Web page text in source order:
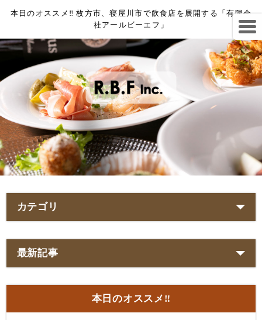
本日のオススメ‼︎ 枚方市、寝屋川市で飲食店を展開する「有限会
社アールビーエフ」
カテゴリ
最新記事
本日のオススメ‼︎